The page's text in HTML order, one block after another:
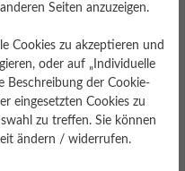
Seiten anzuzeigen.
Cookies zu akzeptieren und
oder auf „Individuelle
Beschreibung der Cookie-
eingesetzten Cookies zu
zu treffen. Sie können
ändern / widerrufen.